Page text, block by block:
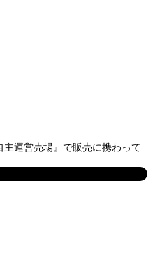
運営売場』で販売に携わって